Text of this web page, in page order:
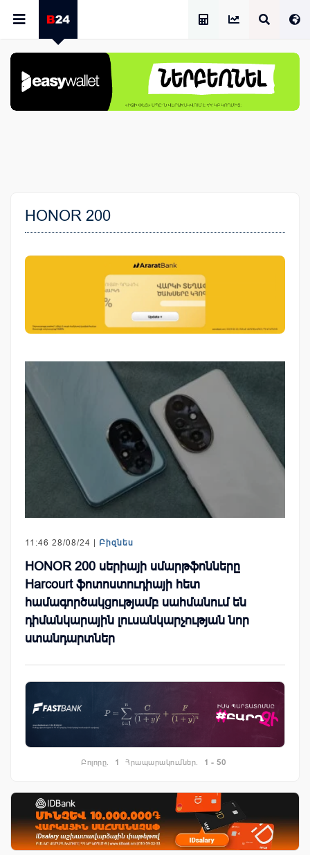
HONOR 200
11:46 28/08/24 | Բիզնես
HONOR 200 սերիայի սմարթֆոնները
Harcourt ֆոտոստուդիայի հետ
համագործակցությամբ սահմանում են
դիմանկարային լուսանկարչության նոր
ստանդարտներ
Բոլորը. 1 Հրապարակումներ. 1 - 50